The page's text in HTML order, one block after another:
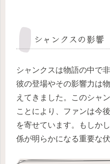
シャンクスの影響
シャンクスは物語の中で
彼の登場やその影響力は
えてきました。このシャ
ことにより、ファンは今
を寄せています。もしか
係が明らかになる重要な